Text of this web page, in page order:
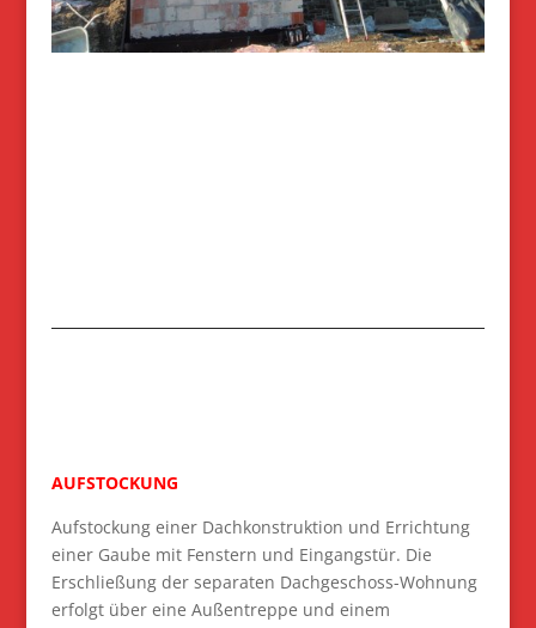
AUFSTOCKUNG
Aufstockung einer Dachkonstruktion und Errichtung
einer Gaube mit Fenstern und Eingangstür. Die
Erschließung der separaten Dachgeschoss-Wohnung
erfolgt über eine Außentreppe und einem